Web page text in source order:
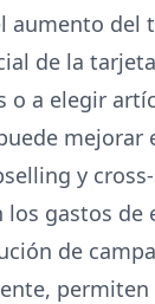
aumento
de la
o a elegir
y
gastos de
de